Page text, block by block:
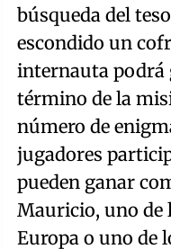
búsqueda del
escondido un
internauta podrá
término de la
número de
jugadores
pueden ganar
Mauricio, uno de
Europa o uno de